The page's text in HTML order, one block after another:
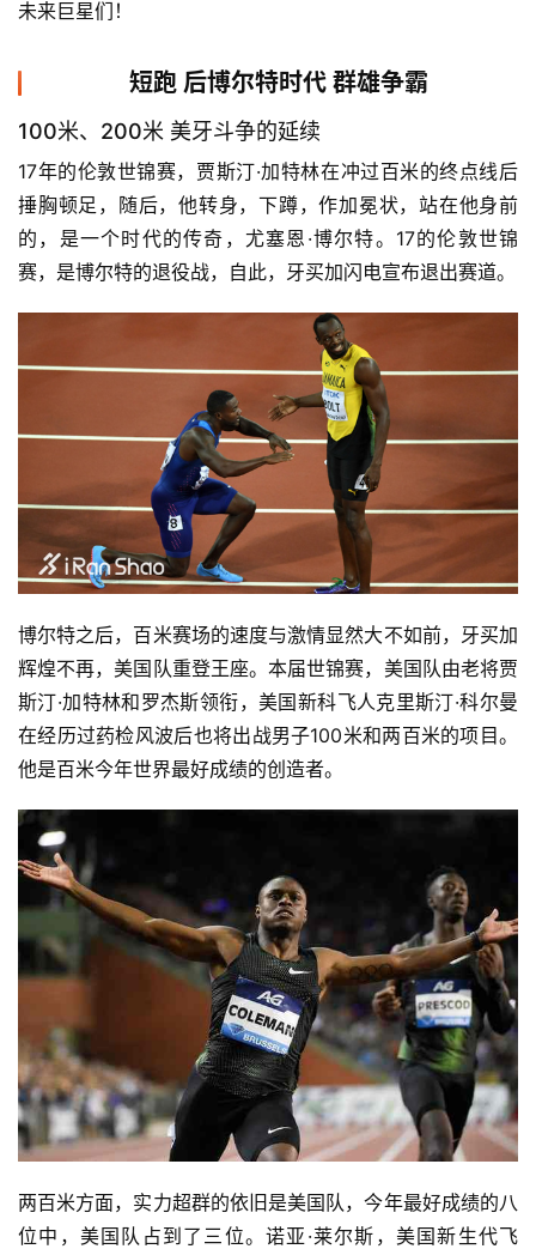
未来巨星们！
短跑 后博尔特时代 群雄争霸
100米、200米 美牙斗争的延续
17年的伦敦世锦赛，贾斯汀·加特林在冲过百米的终点线后
捶胸顿足，随后，他转身，下蹲，作加冕状，站在他身前
的，是一个时代的传奇，尤塞恩·博尔特。17的伦敦世锦
赛，是博尔特的退役战，自此，牙买加闪电宣布退出赛道。
博尔特之后，百米赛场的速度与激情显然大不如前，牙买加
辉煌不再，美国队重登王座。本届世锦赛，美国队由老将贾
斯汀·加特林和罗杰斯领衔，美国新科飞人克里斯汀·科尔曼
在经历过药检风波后也将出战男子100米和两百米的项目。
他是百米今年世界最好成绩的创造者。
两百米方面，实力超群的依旧是美国队，今年最好成绩的八
位中，美国队占到了三位。诺亚·莱尔斯，美国新生代飞